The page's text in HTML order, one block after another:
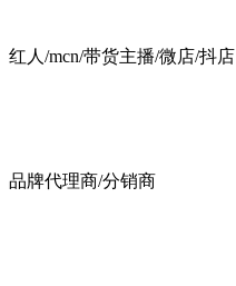
红人/mcn/带货主播/微店/抖店
品牌代理商/分销商